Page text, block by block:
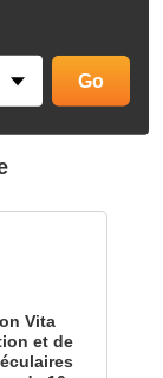
Vita
et de